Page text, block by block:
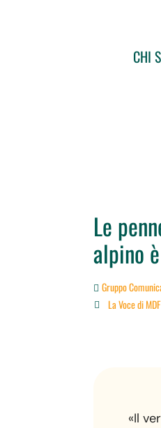
CHI
Le
alpino
Gruppo
 La Voce di MDF
«Il